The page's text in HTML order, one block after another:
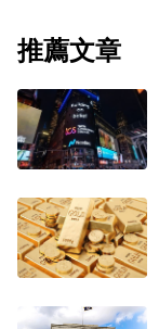
推薦文章